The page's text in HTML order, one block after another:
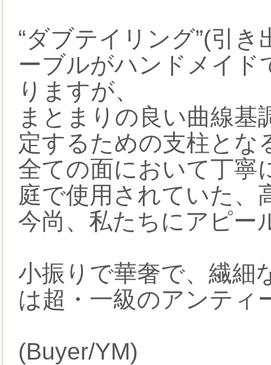
“ダブテイリング”(引
ーブルがハンドメイ
りますが、
まとまりの良い曲線
定するための支柱とな
全ての面において丁寧
庭で使用されていた、
今尚、私たちにアピー
小振りで華奢で、繊細
は超・一級のアンティ
(Buyer/YM)